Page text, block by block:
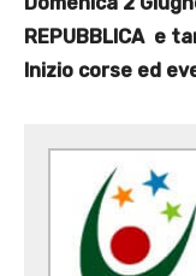
REPUBBLICA e
Inizio corse ed